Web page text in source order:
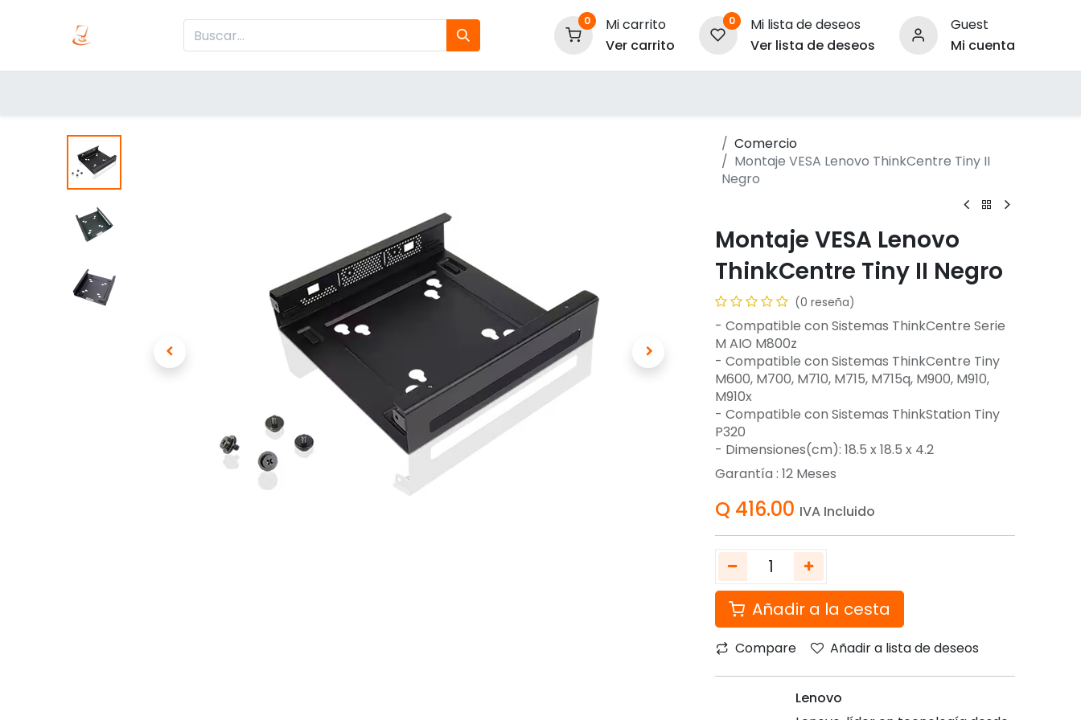
0
Mi carrito
Ver carrito
0
Mi lista de deseos
Ver lista de deseos
Guest
Mi cuenta
Comercio
Montaje VESA Lenovo ThinkCentre Tiny II
Negro
Montaje VESA Lenovo
ThinkCentre Tiny II Negro
(0 reseña)
- Compatible con Sistemas ThinkCentre Serie
M AIO M800z
- Compatible con Sistemas ThinkCentre Tiny
M600, M700, M710, M715, M715q, M900, M910,
M910x
- Compatible con Sistemas ThinkStation Tiny
P320
- Dimensiones(cm): 18.5 x 18.5 x 4.2
Garantía : 12Meses
Q 416.00 IVA Incluido
Añadir a la cesta
Compare Añadir a lista de deseos
Lenovo